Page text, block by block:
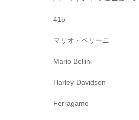
415
マリオ・ベリーニ
Mario Bellini
Harley-Davidson
Ferragamo